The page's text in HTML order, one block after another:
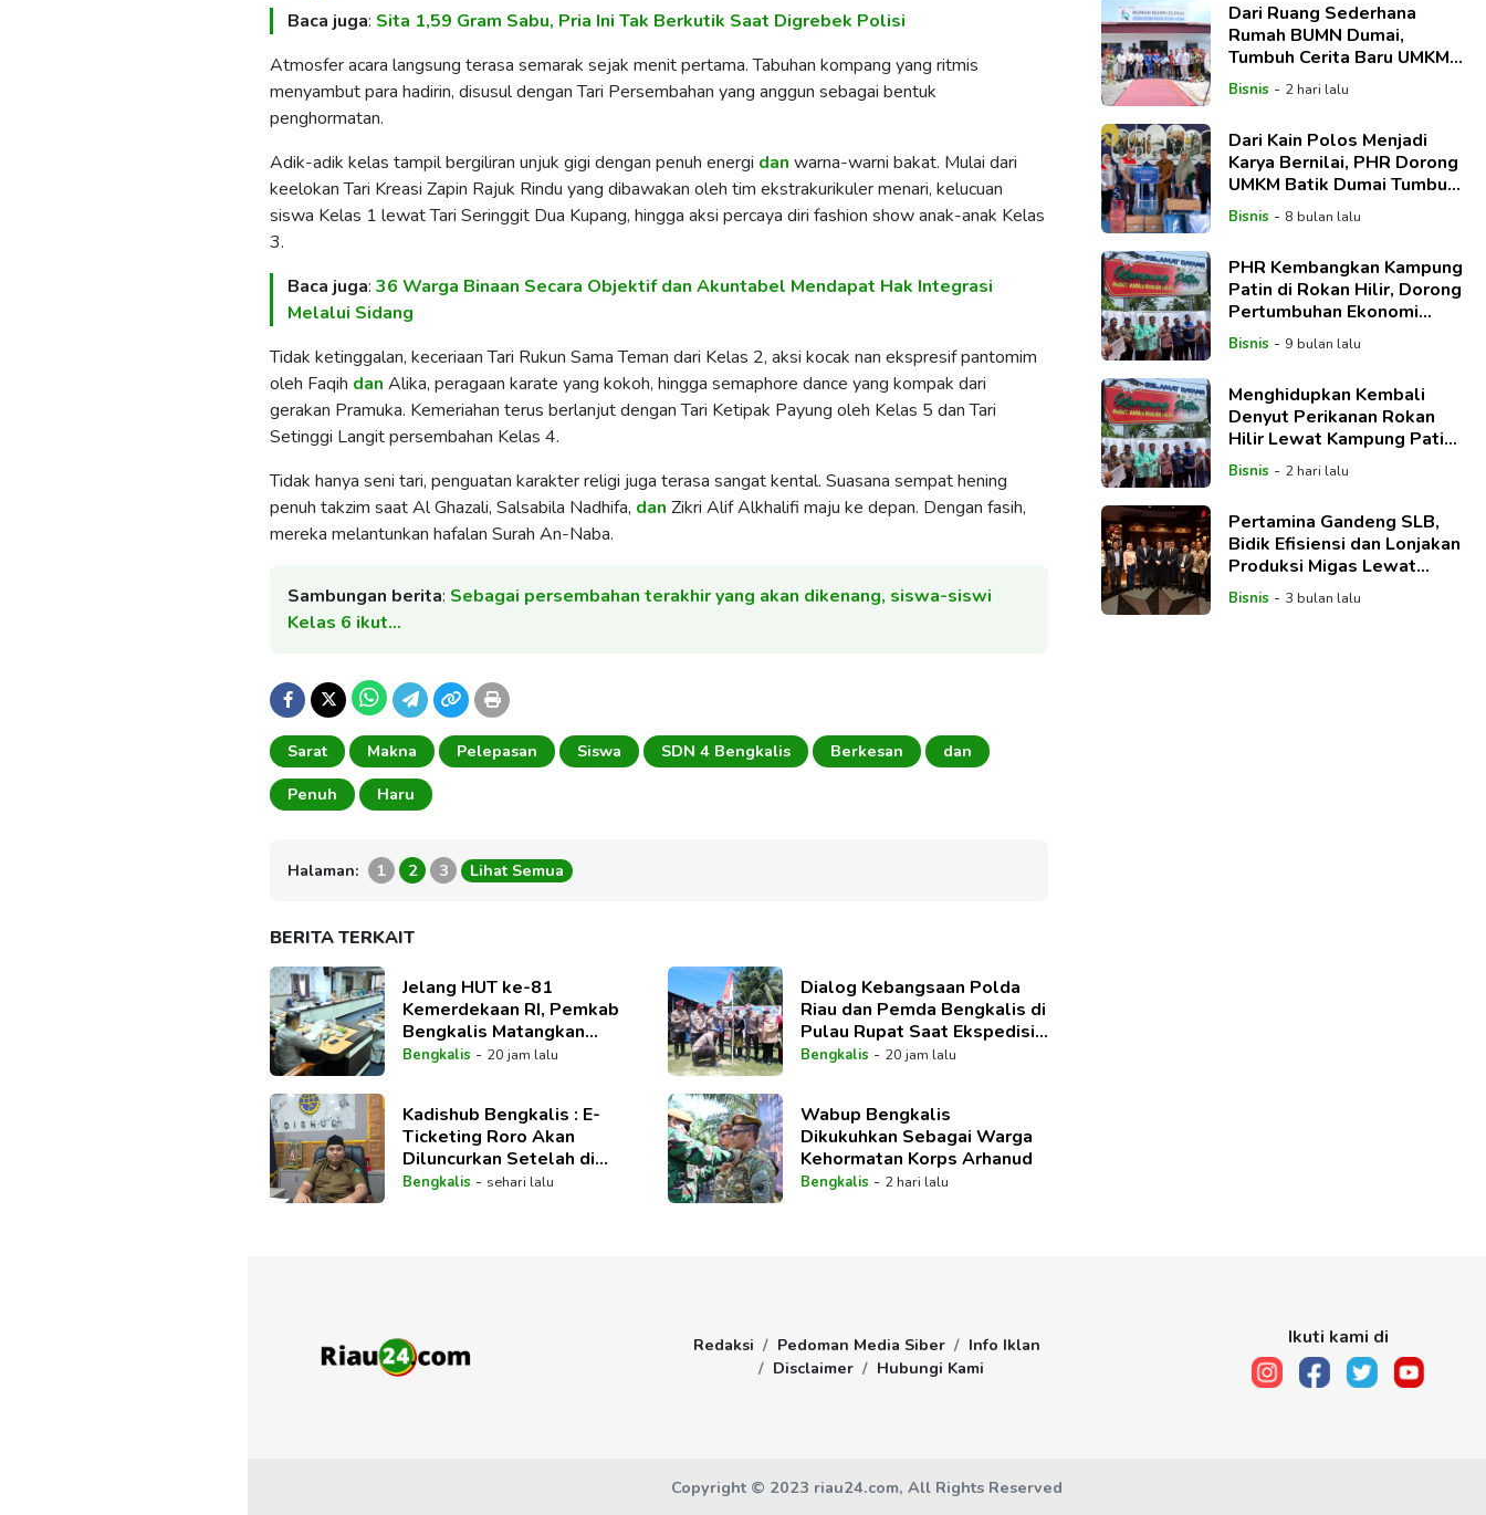
Baca juga: Sita 1,59 Gram Sabu, Pria Ini Tak Berkutik Saat Digrebek Polisi
​Atmosfer acara langsung terasa semarak sejak menit pertama. Tabuhan kompang yang ritmis
menyambut para hadirin, disusul dengan Tari Persembahan yang anggun sebagai bentuk
penghormatan.
​Adik-adik kelas tampil bergiliran unjuk gigi dengan penuh energi dan warna-warni bakat. Mulai dari
keelokan Tari Kreasi Zapin Rajuk Rindu yang dibawakan oleh tim ekstrakurikuler menari, kelucuan
siswa Kelas 1 lewat Tari Seringgit Dua Kupang, hingga aksi percaya diri fashion show anak-anak Kelas
3.
Baca juga: 36 Warga Binaan Secara Objektif dan Akuntabel Mendapat Hak Integrasi
Melalui Sidang
Tidak ketinggalan, keceriaan Tari Rukun Sama Teman dari Kelas 2, aksi kocak nan ekspresif pantomim
oleh Faqih dan Alika, peragaan karate yang kokoh, hingga semaphore dance yang kompak dari
gerakan Pramuka. Kemeriahan terus berlanjut dengan Tari Ketipak Payung oleh Kelas 5 dan Tari
Setinggi Langit persembahan Kelas 4.
​Tidak hanya seni tari, penguatan karakter religi juga terasa sangat kental. Suasana sempat hening
penuh takzim saat Al Ghazali, Salsabila Nadhifa, dan Zikri Alif Alkhalifi maju ke depan. Dengan fasih,
mereka melantunkan hafalan Surah An-Naba.
Sambungan berita: ​Sebagai persembahan terakhir yang akan dikenang, siswa-siswi
Kelas 6 ikut…
Sarat Makna Pelepasan Siswa SDN 4 Bengkalis Berkesan
dan
Penuh
Haru
Halaman: 1 2 3 Lihat Semua
BERITA TERKAIT
Jelang HUT ke-81
Kemerdekaan RI, Pemkab
Bengkalis Matangkan
Seluruh Rangkaian Kegiatan
Bengkalis - 20 jam lalu
Dialog Kebangsaan Polda
Riau dan Pemda Bengkalis di
Pulau Rupat Saat Ekspedisi
Merah Putih
Bengkalis - 20 jam lalu
Kadishub Bengkalis : E-
Ticketing Roro Akan
Diluncurkan Setelah di
Paripurnakan DPRD
Bengkalis - sehari lalu
Wabup Bengkalis
Dikukuhkan Sebagai Warga
Kehormatan Korps Arhanud
Bengkalis - 2 hari lalu
Dari Ruang Sederhana
Rumah BUMN Dumai,
Tumbuh Cerita Baru UMKM
Menuju Kemandirian
Bisnis - 2 hari lalu
Dari Kain Polos Menjadi
Karya Bernilai, PHR Dorong
UMKM Batik Dumai Tumbuh
Lebih Mandiri
Bisnis - 8 bulan lalu
PHR Kembangkan Kampung
Patin di Rokan Hilir, Dorong
Pertumbuhan Ekonomi
Berbasis Budidaya
Perikanan
Bisnis - 9 bulan lalu
Menghidupkan Kembali
Denyut Perikanan Rokan
Hilir Lewat Kampung Patin
PHR
Bisnis - 2 hari lalu
Pertamina Gandeng SLB,
Bidik Efisiensi dan Lonjakan
Produksi Migas Lewat
Teknologi Global
Bisnis - 3 bulan lalu
Redaksi Pedoman Media Siber
Info Iklan
Disclaimer
Hubungi Kami
Ikuti kami di
Copyright © 2023 riau24.com, All Rights Reserved